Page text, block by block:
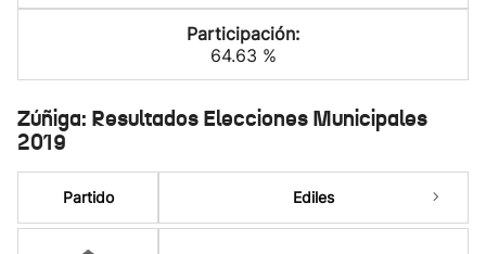
Participación:
64.63 %
Zúñiga: Resultados Elecciones Municipales
2019
Partido Ediles